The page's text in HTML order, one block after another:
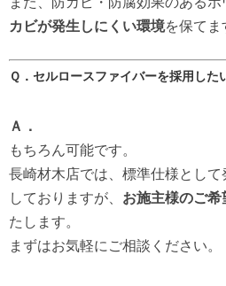
カビが発生しにくい環境を保てま
Ｑ．セルロースファイバーを採用した
Ａ．
もちろん可能です。
長崎材木店では、標準仕様とし
しておりますが、 お施主様のご
たします。
まずはお気軽にご相談ください。